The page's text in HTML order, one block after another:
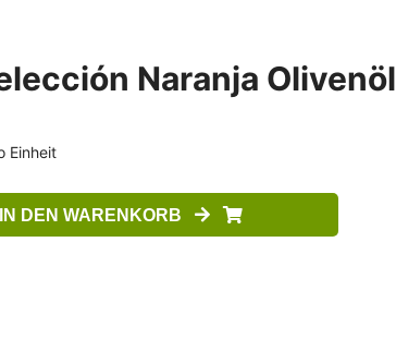
Naranja Olivenöl
Einheit
IN DEN WARENKORB